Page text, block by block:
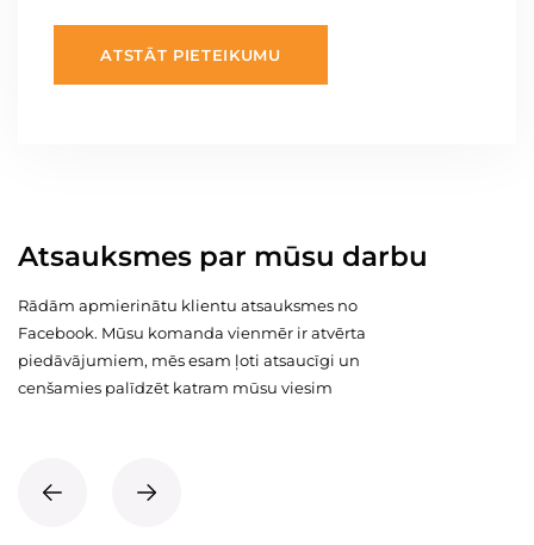
ATSTĀT PIETEIKUMU
Atsauksmes par mūsu darbu
Rādām apmierinātu klientu atsauksmes no
Facebook. Mūsu komanda vienmēr ir atvērta
piedāvājumiem, mēs esam ļoti atsaucīgi un
cenšamies palīdzēt katram mūsu viesim